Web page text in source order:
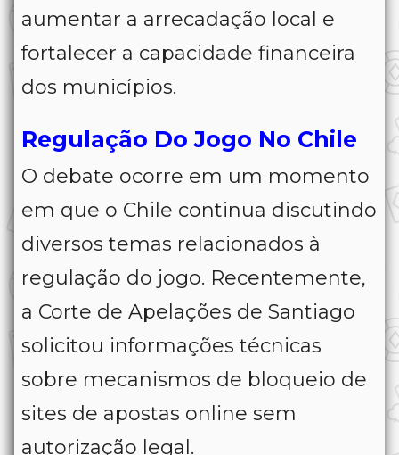
aumentar a arrecadação local e
fortalecer a capacidade financeira
dos municípios.
Regulação Do Jogo No Chile
O debate ocorre em um momento
em que o Chile continua discutindo
diversos temas relacionados à
regulação do jogo. Recentemente,
a Corte de Apelações de Santiago
solicitou informações técnicas
sobre mecanismos de bloqueio de
sites de apostas online sem
autorização legal.